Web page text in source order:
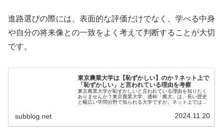
進路選びの際には、表面的な評価だけでなく、学べる中身
や自分の将来像との一致をよく考えて判断することが大切
です。
東京農業大学は【恥ずかしい】のか？ネット上で
「恥ずかしい」と言われている理由を考察
東京農業大学が恥ずかしいと言われている理由を知りたく
ありませんか？東京農業大学、通称「農大」は、長い歴史
と幅広い学問分野で知られる大学ですが、ネット上では
でしょうか？本記事では、その背景を掘り下げるととも
に、大学の特徴や魅力について考察します。
subblog.net 2024.11.20